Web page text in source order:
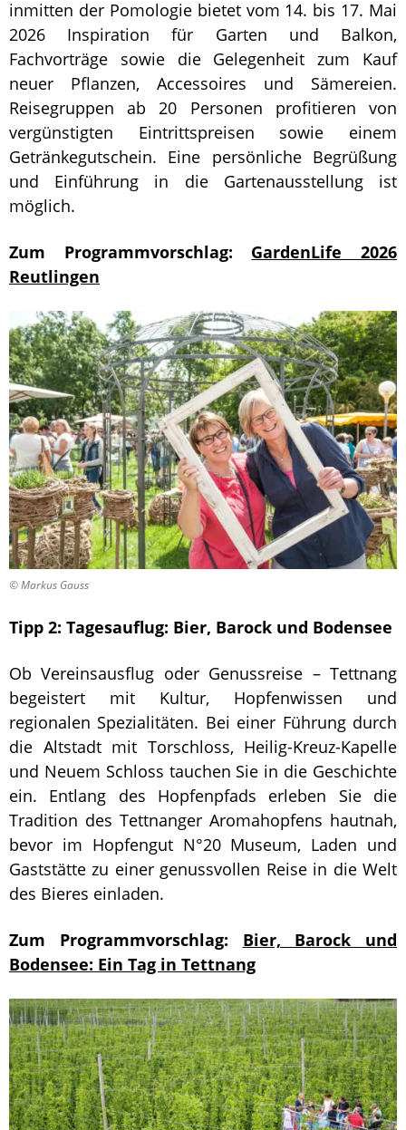
inmitten der Pomologie bietet vom 14. bis 17. Mai
2026 Inspiration für Garten und Balkon,
Fachvorträge sowie die Gelegenheit zum Kauf
neuer Pflanzen, Accessoires und Sämereien.
Reisegruppen ab 20 Personen profitieren von
vergünstigten Eintrittspreisen sowie einem
Getränkegutschein. Eine persönliche Begrüßung
und Einführung in die Gartenausstellung ist
möglich.
Zum Programmvorschlag: GardenLife 2026
Reutlingen
© Markus Gauss
Tipp 2: Tagesauflug: Bier, Barock und Bodensee
Ob Vereinsausflug oder Genussreise – Tettnang
begeistert mit Kultur, Hopfenwissen und
regionalen Spezialitäten. Bei einer Führung durch
die Altstadt mit Torschloss, Heilig-Kreuz-Kapelle
und Neuem Schloss tauchen Sie in die Geschichte
ein. Entlang des Hopfenpfads erleben Sie die
Tradition des Tettnanger Aromahopfens hautnah,
bevor im Hopfengut N°20 Museum, Laden und
Gaststätte zu einer genussvollen Reise in die Welt
des Bieres einladen.
Zum Programmvorschlag:
Bier, Barock und
Bodensee: Ein Tag in Tettnang